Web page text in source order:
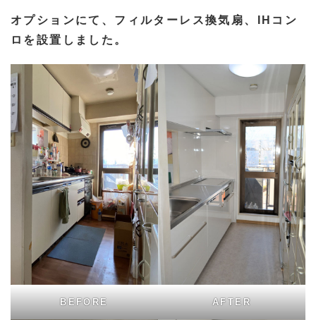
オプションにて、フィルターレス換気扇、IHコン
ロを設置しました。
BEFORE AFTER